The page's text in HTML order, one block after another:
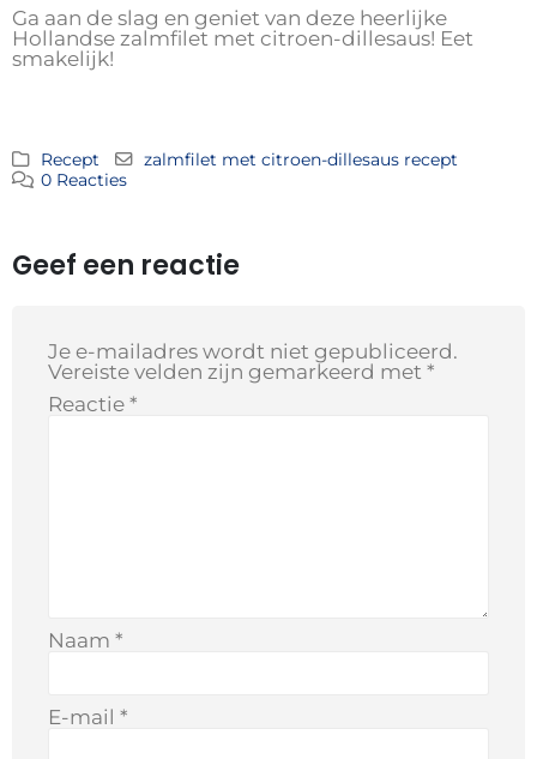
Ga aan de slag en geniet van deze heerlijke
Hollandse zalmfilet met citroen-dillesaus! Eet
smakelijk!
Recept
zalmfilet met citroen-dillesaus recept
0 Reacties
Geef een reactie
Je e-mailadres wordt niet gepubliceerd.
Vereiste velden zijn gemarkeerd met *
Reactie *
Naam *
E-mail *